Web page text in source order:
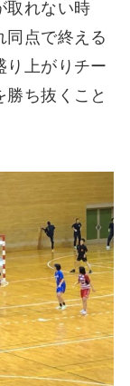
取れない時
同点で終える
り上がりチー
ち抜くこと